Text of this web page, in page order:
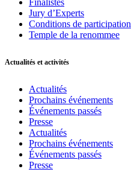
Finalistes
Jury d’Experts
Conditions de participation
Temple de la renommee
Actualités et activités
Actualités
Prochains événements
Événements passés
Presse
Actualités
Prochains événements
Événements passés
Presse